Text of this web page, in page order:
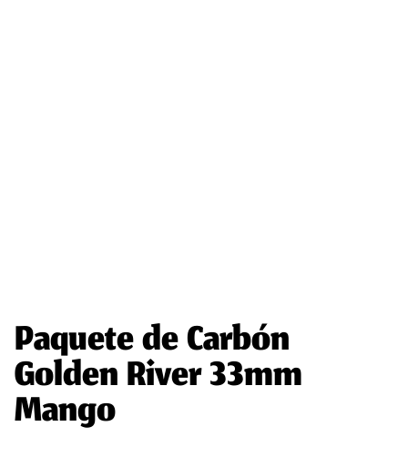
Paquete de Carbón
Golden River 33mm
Mango